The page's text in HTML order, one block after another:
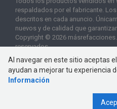
respaldados por el fabricante.
descritos en cada anuncio.
nuevos y de calidad que
Copyright © 2026
reservados
Al navegar en este sitio aceptas
ayudan a mejorar tu experiencia
Información